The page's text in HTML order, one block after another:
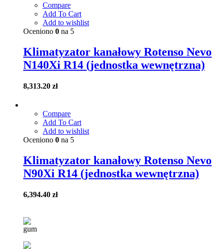
Compare
Add To Cart
Add to wishlist
Oceniono 0 na 5
Klimatyzator kanałowy Rotenso Nevo
N140Xi R14 (jednostka wewnętrzna)
8,313.20 zł
Compare
Add To Cart
Add to wishlist
Oceniono 0 na 5
Klimatyzator kanałowy Rotenso Nevo
N90Xi R14 (jednostka wewnętrzna)
6,394.40 zł